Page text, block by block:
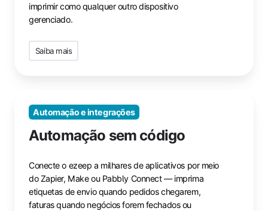
imprimir como qualquer outro dispositivo
gerenciado.
Saiba mais
Automação e integrações
Automação sem código
Conecte o ezeep a milhares de aplicativos por meio
do Zapier, Make ou Pabbly Connect — imprima
etiquetas de envio quando pedidos chegarem,
faturas quando negócios forem fechados ou